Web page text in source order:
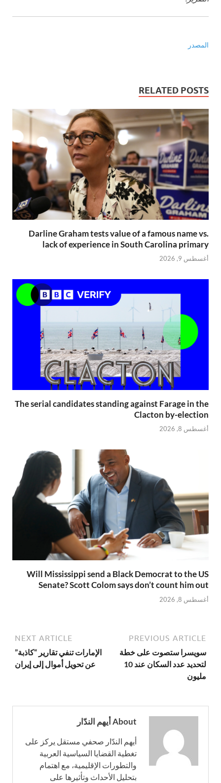
المصدر
RELATED POSTS
Darline Graham tests value of a famous name vs.
lack of experience in South Carolina primary
أغسطس 9, 2026
The serial candidates standing against Farage in the
Clacton by-election
أغسطس 8, 2026
Will Mississippi send a Black Democrat to the US
Senate? Scott Colom says don’t count him out
أغسطس 8, 2026
PREVIOUS ARTICLE
سويسرا ستصوت على خطة
لتحديد عدد السكان عند 10
مليون
NEXT ARTICLE
الإمارات تنفي تقارير “كاذبة”
عن تحويل أموال إلى إيران
About أيهم الندّار
أيهم الندّار صحفي مستقل يركز على
تغطية القضايا السياسية العربية
والتطورات الإقليمية، مع اهتمام
بتحليل الأحداث وتأثيرها على